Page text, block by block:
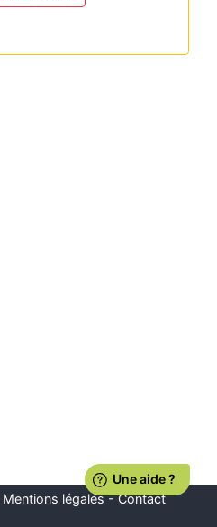
Mentions légales-Contact